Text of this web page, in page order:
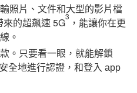
照片、文件和大型的影片檔
的超飆速 5G3 ，能讓你在更
。
。只要看一眼，就能解鎖
全地進行認證，和登入 app